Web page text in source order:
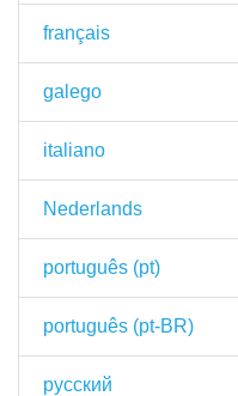
français
galego
italiano
Nederlands
português (pt)
português (pt-BR)
русский